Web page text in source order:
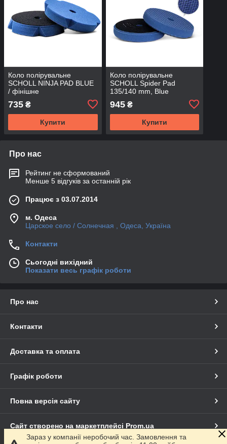
Коло полірувальне
SCHOLL NINJA PAD BLUE
/ фінішне
735 ₴
Купити
Коло полірувальне
SCHOLL Spider Pad
135/140 mm, Blue
945₴
Купити
Про нас
Рейтинг не сформований
Менше 5 відгуків за останній рік
Працює з 03.07.2014
м. Одеса
Царское село / Солнечная , Одеса, Україна
Контакти
Сьогодні вихідний
Показати весь графік роботи
Про нас
Контакти
Доставка та оплата
Графік роботи
Повна версія сайту
Сайт створено на маркетплейсі Prom.ua
Зараз у компанії неробочий час. Замовлення та